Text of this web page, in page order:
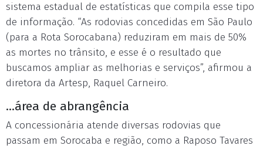
sistema estadual de estatísticas que compila esse tipo
de informação. “As rodovias concedidas em São Paulo
(para a Rota Sorocabana) reduziram em mais de 50%
as mortes no trânsito, e esse é o resultado que
buscamos ampliar as melhorias e serviços”, afirmou a
diretora da Artesp, Raquel Carneiro.
...área de abrangência
A concessionária atende diversas rodovias que
passam em Sorocaba e região, como a Raposo Tavares